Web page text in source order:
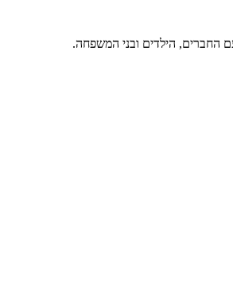
החברים, הילדים ובני המשפחה.